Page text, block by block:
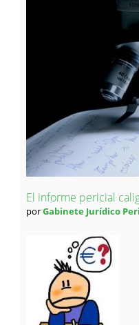
El informe pericial
porGabinete Jurídico